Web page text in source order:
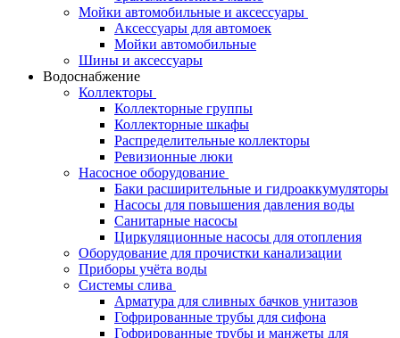
Мойки автомобильные и аксессуары
Аксессуары для автомоек
Мойки автомобильные
Шины и аксессуары
Водоснабжение
Коллекторы
Коллекторные группы
Коллекторные шкафы
Распределительные коллекторы
Ревизионные люки
Насосное оборудование
Баки расширительные и гидроаккумуляторы
Насосы для повышения давления воды
Санитарные насосы
Циркуляционные насосы для отопления
Оборудование для прочистки канализации
Приборы учёта воды
Системы слива
Арматура для сливных бачков унитазов
Гофрированные трубы для сифона
Гофрированные трубы и манжеты для